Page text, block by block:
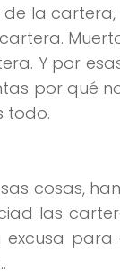
la
Y por
por qué
todo.
cosas,
las
excusa